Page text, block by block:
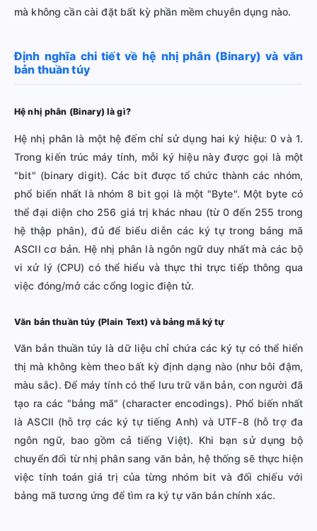
mà không cần cài đặt bất kỳ phần mềm chuyên dụng nào.
Định nghĩa chi tiết về hệ nhị phân (Binary) và văn
bản thuần túy
Hệ nhị phân (Binary) là gì?
Hệ nhị phân là một hệ đếm chỉ sử dụng hai ký hiệu: 0 và 1.
Trong kiến trúc máy tính, mỗi ký hiệu này được gọi là một
"bit" (binary digit). Các bit được tổ chức thành các nhóm,
phổ biến nhất là nhóm 8 bit gọi là một "Byte". Một byte có
thể đại diện cho 256 giá trị khác nhau (từ 0 đến 255 trong
hệ thập phân), đủ để biểu diễn các ký tự trong bảng mã
ASCII cơ bản. Hệ nhị phân là ngôn ngữ duy nhất mà các bộ
vi xử lý (CPU) có thể hiểu và thực thi trực tiếp thông qua
việc đóng/mở các cổng logic điện tử.
Văn bản thuần túy (Plain Text) và bảng mã ký tự
Văn bản thuần túy là dữ liệu chỉ chứa các ký tự có thể hiển
thị mà không kèm theo bất kỳ định dạng nào (như bôi đậm,
màu sắc). Để máy tính có thể lưu trữ văn bản, con người đã
tạo ra các "bảng mã" (character encodings). Phổ biến nhất
là ASCII (hỗ trợ các ký tự tiếng Anh) và UTF-8 (hỗ trợ đa
ngôn ngữ, bao gồm cả tiếng Việt). Khi bạn sử dụng bộ
chuyển đổi từ nhị phân sang văn bản, hệ thống sẽ thực hiện
việc tính toán giá trị của từng nhóm bit và đối chiếu với
bảng mã tương ứng để tìm ra ký tự văn bản chính xác.